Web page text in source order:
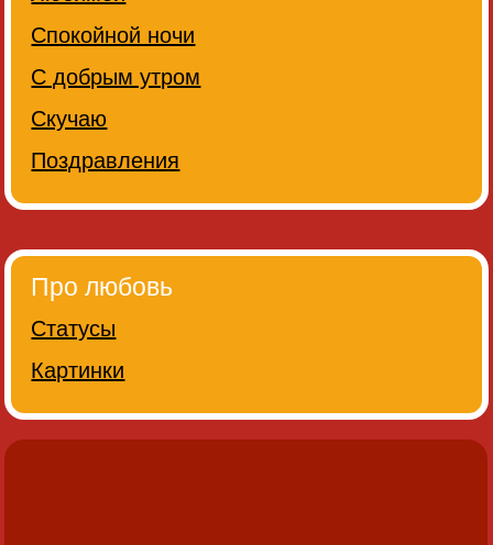
Спокойной ночи
С добрым утром
Скучаю
Поздравления
Про любовь
Статусы
Картинки